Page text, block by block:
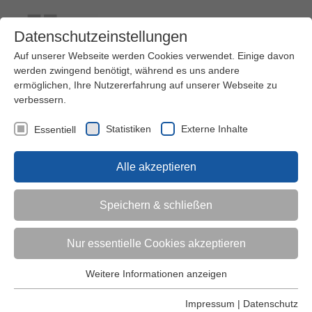
Kontakt Ihre Meinung ist uns wichtig!
Kinder (0-6)
Grundschulkinder
Jugendliche
Datenschutzeinstellungen
Auf unserer Webseite werden Cookies verwendet. Einige davon
werden zwingend benötigt, während es uns andere
ermöglichen, Ihre Nutzererfahrung auf unserer Webseite zu
verbessern.
Essentiell Statistiken Externe Inhalte
Alle akzeptieren
Speichern & schließen
Nur essentielle Cookies akzeptieren
Essentielle Cookies werden für grundlegende Funktionen der
Weitere Informationen anzeigen
Impressum | Datenschutz